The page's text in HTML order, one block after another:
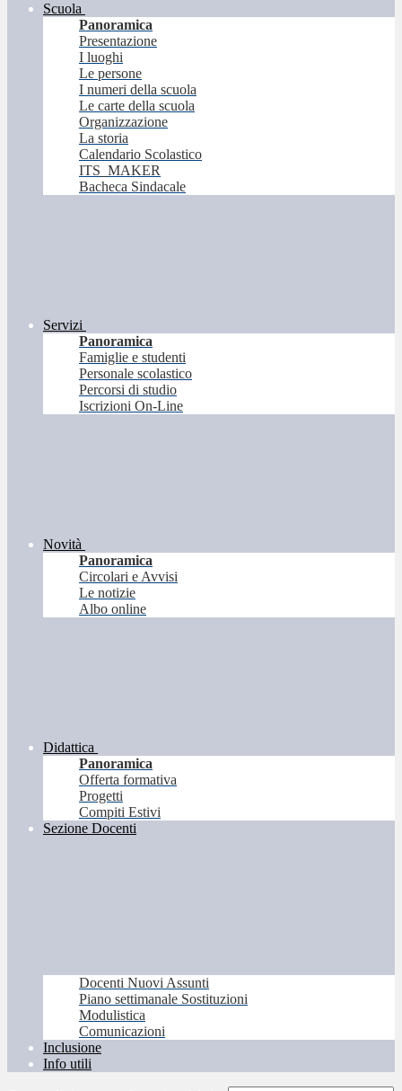
Scuola
Panoramica
Presentazione
I luoghi
Le persone
I numeri della scuola
Le carte della scuola
Organizzazione
La storia
Calendario Scolastico
ITS_MAKER
Bacheca Sindacale
Servizi
Panoramica
Famiglie e studenti
Personale scolastico
Percorsi di studio
Iscrizioni On-Line
Novità
Panoramica
Circolari e Avvisi
Le notizie
Albo online
Didattica
Panoramica
Offerta formativa
Progetti
Compiti Estivi
Sezione Docenti
Docenti Nuovi Assunti
Piano settimanale Sostituzioni
Modulistica
Comunicazioni
Inclusione
Info utili